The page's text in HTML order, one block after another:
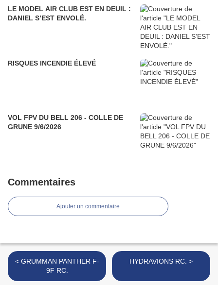
LE MODEL AIR CLUB EST EN DEUIL :
DANIEL S’EST ENVOLÉ.
RISQUES INCENDIE ÉLEVÉ
VOL FPV DU BELL 206 - COLLE DE
GRUNE 9/6/2026
Commentaires
Ajouter un commentaire
< GRUMMAN PANTHER F-
9F RC.
HYDRAVIONS RC. >